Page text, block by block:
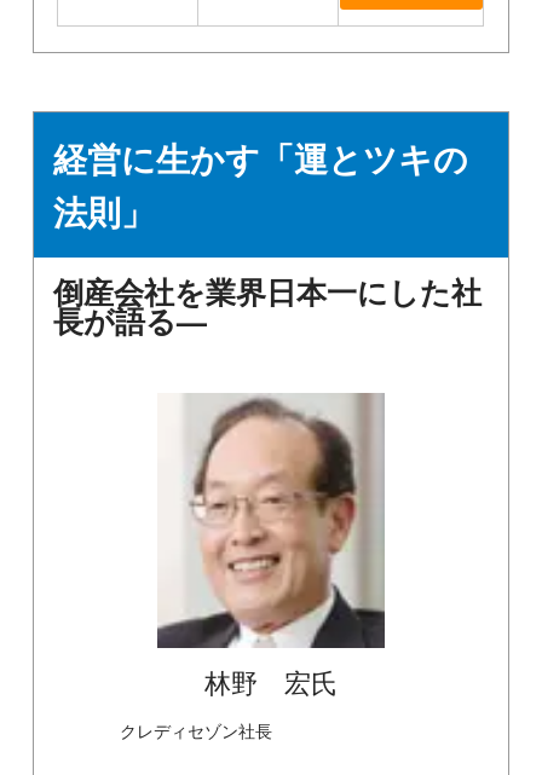
経営に生かす「運とツキの
法則」
倒産会社を業界日本一にした社
長が語る—
林野 宏氏
クレディセゾン社長